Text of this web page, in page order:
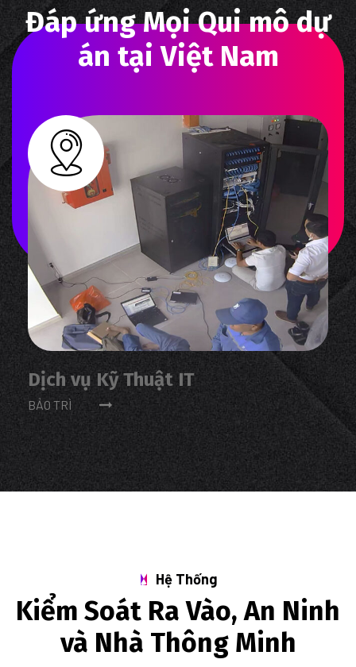
Đáp ứng Mọi Qui mô dự
án tại Việt Nam
Dịch vụ Kỹ Thuật IT
BẢO TRÌ
Hệ Thống
Kiểm Soát Ra Vào, An Ninh
và Nhà Thông Minh